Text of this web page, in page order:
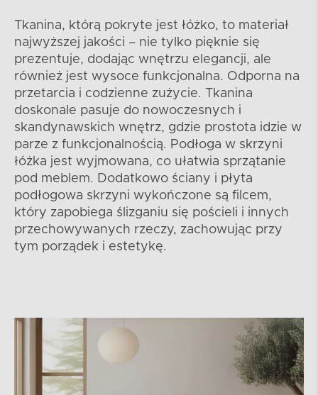
Tkanina, którą pokryte jest łóżko, to materiał
najwyższej jakości – nie tylko pięknie się
prezentuje, dodając wnętrzu elegancji, ale
również jest wysoce funkcjonalna. Odporna na
przetarcia i codzienne zużycie. Tkanina
doskonale pasuje do nowoczesnych i
skandynawskich wnętrz, gdzie prostota idzie w
parze z funkcjonalnością. Podłoga w skrzyni
łóżka jest wyjmowana, co ułatwia sprzątanie
pod meblem. Dodatkowo ściany i płyta
podłogowa skrzyni wykończone są filcem,
który zapobiega ślizganiu się pościeli i innych
przechowywanych rzeczy, zachowując przy
tym porządek i estetykę.